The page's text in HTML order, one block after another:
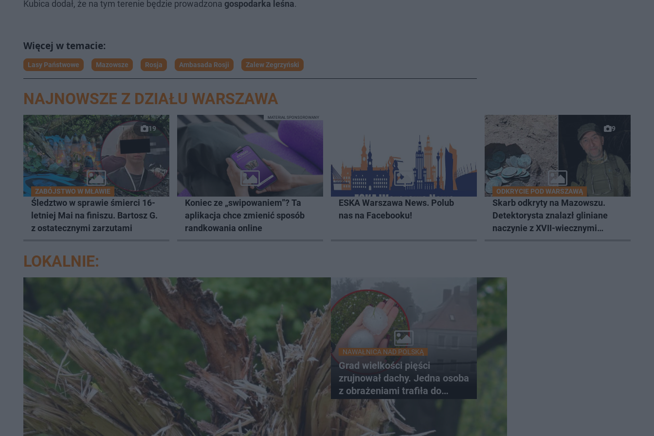
Kubica dodał, że na tym terenie będzie prowadzona gospodarka leśna.
Lasy Państwowe Mazowsze Rosja Ambasada Rosji Zalew Zegrzyński
NAJNOWSZE Z DZIAŁU WARSZAWA
19
ZABÓJSTWO W MŁAWIE
Śledztwo w sprawie śmierci 16-
letniej Mai na finiszu. Bartosz G.
z ostatecznymi zarzutami
Koniec ze „swipowaniem”? Ta
aplikacja chce zmienić sposób
randkowania online
MATERIAŁ SPONSOROWANY
ESKA Warszawa News. Polub
nas na Facebooku!
9
ODKRYCIE POD WARSZAWĄ
Skarb odkryty na Mazowszu.
Detektorysta znalazł gliniane
naczynie z XVII-wiecznymi
LOKALNIE:
NAWAŁNICA NAD POLSKĄ
Grad wielkości pięści
zrujnował dachy. Jedna osoba
z obrażeniami trafiła do
szpitala